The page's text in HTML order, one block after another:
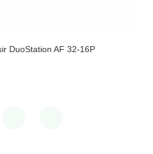
DuoStation AF 32-16P